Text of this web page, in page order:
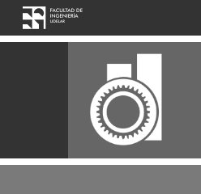
Skip to main content